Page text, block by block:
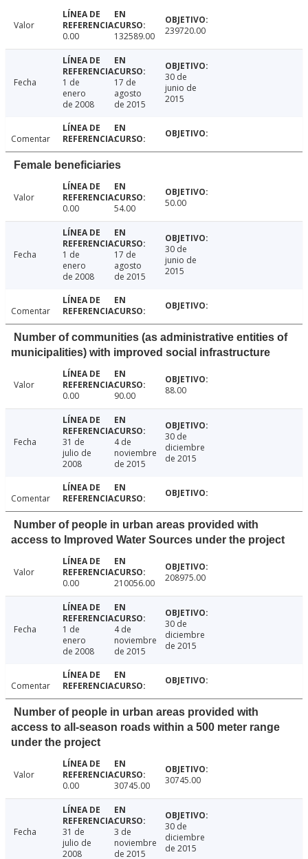
Valor
0.00
132589.00 239720.00
Fecha
1 de
enero
de 2008
17 de
agosto
de 2015
30 de
junio de
2015
Comentar
Female beneficiaries
Valor
0.00
54.00 50.00
Fecha
1 de
enero
de 2008
17 de
agosto
de 2015
30 de
junio de
2015
Comentar
Number of communities (as administrative entities of
municipalities) with improved social infrastructure
Valor
0.00
90.00 88.00
Fecha
31 de
julio de
2008
4 de
noviembre
de 2015
30 de
diciembre
de 2015
Comentar
Number of people in urban areas provided with
access to Improved Water Sources under the project
Valor
0.00
210056.00 208975.00
Fecha
1 de
enero
de 2008
4 de
noviembre
de 2015
30 de
diciembre
de 2015
Comentar
Number of people in urban areas provided with
access to all-season roads within a 500 meter range
under the project
Valor
0.00
30745.00 30745.00
Fecha
31 de
julio de
2008
3 de
noviembre
de 2015
30 de
diciembre
de 2015